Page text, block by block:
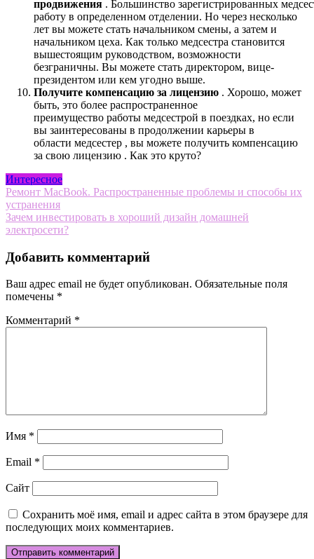
продвижения . Большинство зарегистрированных
работу в определенном отделении. Но через несколько
лет вы можете стать начальником смены, а затем и
начальником цеха. Как только медсестра становится
вышестоящим руководством, возможности
безграничны. Вы можете стать директором, вице-
президентом или кем угодно выше.
Получите компенсацию за лицензию . Хорошо, может
быть, это более распространенное
преимущество работы медсестрой в поездках, но если
вы заинтересованы в продолжении карьеры в
области медсестер , вы можете получить компенсацию
за свою лицензию . Как это круто?
Интересное
Навигация
по
записям
Ремонт MacBook. Распространенные проблемы и способы их
устранения
Зачем инвестировать в хороший дизайн домашней
электросети?
Добавить комментарий
Ваш адрес email не будет опубликован. Обязательные поля
помечены *
Комментарий *
Имя *
Email *
Сайт
Сохранить моё имя, email и адрес сайта в этом браузере для
последующих моих комментариев.